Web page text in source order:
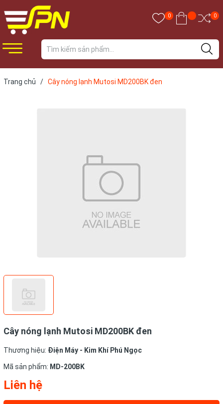
0 0
Trang chủ / Cây nóng lạnh Mutosi MD200BK đen
Cây nóng lạnh Mutosi MD200BK đen
Thương hiệu: Điện Máy - Kim Khí Phú Ngọc
Mã sản phẩm: MD-200BK
Liên hệ